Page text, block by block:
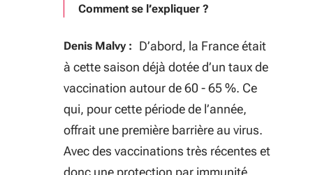
Comment se l’expliquer ?
Denis Malvy :
D’abord, la France était
à cette saison déjà dotée d’un taux de
vaccination autour de 60 - 65 %. Ce
qui, pour cette période de l’année,
offrait une première barrière au virus.
Avec des vaccinations très récentes et
donc une protection par immunité